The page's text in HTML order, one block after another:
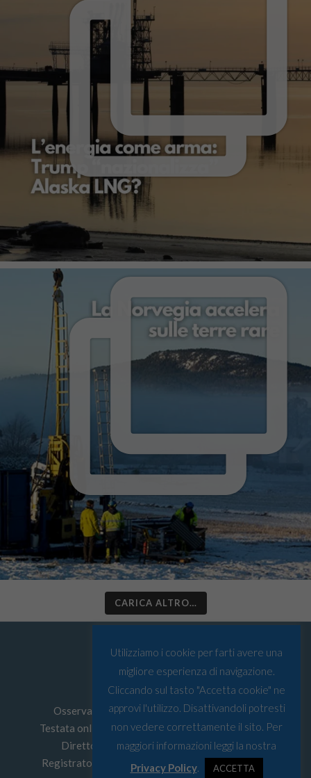
CARICA ALTRO…
Osservatorio Artico © Tutti i diritti riservati
Testata online edita daMust srlP.I: 03067590103
Direttore Responsabile: Leonardo Parigi
Registrato presso Tribunale di Genova n° 4/2022
Utilizziamo i cookie per farti avere una
migliore esperienza di navigazione.
Cliccando sul tasto "Accetta cookie" ne
approvi l'utilizzo. Disattivandoli potresti
non vedere correttamente il sito. Per
maggiori informazioni leggi la nostra
Privacy Policy. ACCETTA